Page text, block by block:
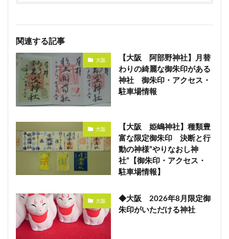
関連する記事
大阪
【大阪 阿部野神社】月替
わりの綺麗な御朱印がある
神社 御朱印・アクセス・
駐車場情報
大阪
【大阪 姫嶋神社】種類豊
富な限定御朱印 決断と行
動の神様”やりなおし神
社”【御朱印・アクセス・
駐車場情報】
大阪
◆大阪 2026年8月限定御
朱印がいただける神社